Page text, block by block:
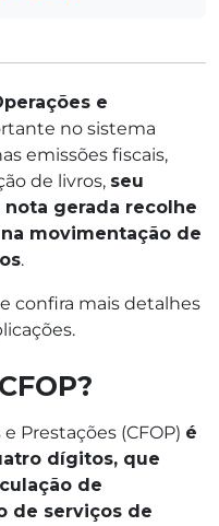
e
no sistema
emissões fiscais,
de livros, seu
gerada recolhe
movimentação de
.
confira mais detalhes
Prestações (CFOP) é
dígitos, que
de
de serviços de